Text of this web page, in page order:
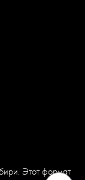
Этот формат